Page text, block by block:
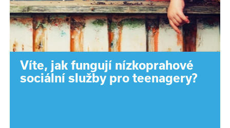
Víte, jak fungují nízkoprahové
sociální služby pro teenagery?